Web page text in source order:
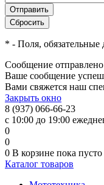
* - Поля, обязательные
Сообщение отправлено
Ваше сообщение
Вами свяжется наш
Закрыть окно
8 (937) 066-66-23
с 10:00 до 19:00
0
0
0 В корзине пока пусто
Каталог товаров